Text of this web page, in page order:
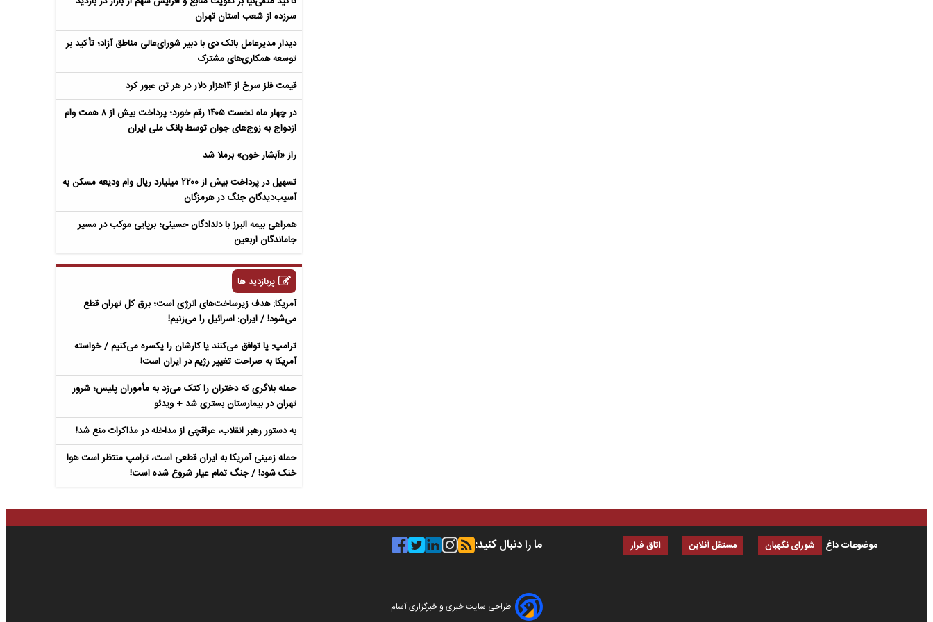
سرزده از شعب استان تهران
دیدار مدیرعامل بانک دی با دبیر شورای‌عالی مناطق آزاد؛ تأکید بر
توسعه همکاری‌های مشترک
قیمت فلز سرخ از ۱۴هزار دلار در هر تن عبور کرد
در چهار ماه نخست ۱۴۰۵ رقم خورد؛ پرداخت بیش از ۸ همت وام
ازدواج به زوج‌های جوان توسط بانک ملی ایران
راز «آبشار خون» برملا شد
تسهیل در پرداخت بیش از ۲۲۰۰ میلیارد ریال وام ودیعه مسکن به
آسیب‌دیدگان جنگ در هرمزگان
همراهی بیمه البرز با دلدادگان حسینی؛ برپایی موکب در مسیر
جاماندگان اربعین
پربازدید ها
آمریکا: هدف زیرساخت‌های انرژی است؛ برق کل تهران قطع
می‌شود! / ایران: اسرائیل را می‌زنیم!
ترامپ: یا توافق می‌کنند یا کارشان را یکسره می‌کنیم / خواسته
آمریکا به صراحت تغییر رژیم در ایران است!
حمله بلاگری که دختران را کتک می‌زد به مأموران پلیس؛ شرور
تهران در بیمارستان بستری شد + ویدئو
به دستور رهبر انقلاب، عراقچی از مداخله در مذاکرات منع شد!
حمله زمینی آمریکا به ایران قطعی است، ترامپ منتظر است هوا
خنک شود! / جنگ تمام عیار شروع شده است!
موضوعات داغ شورای نگهبان مستقل آنلاین اتاق فرار ما را دنبال کنید:
طراحی سایت خبری و خبرگزاری آسام